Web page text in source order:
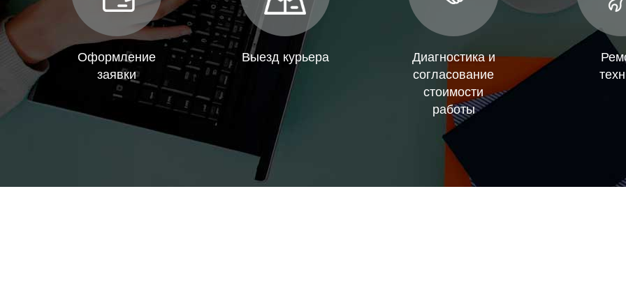
Оформление
заявки
Выезд курьера
Диагностика и
согласование
стоимости
работы